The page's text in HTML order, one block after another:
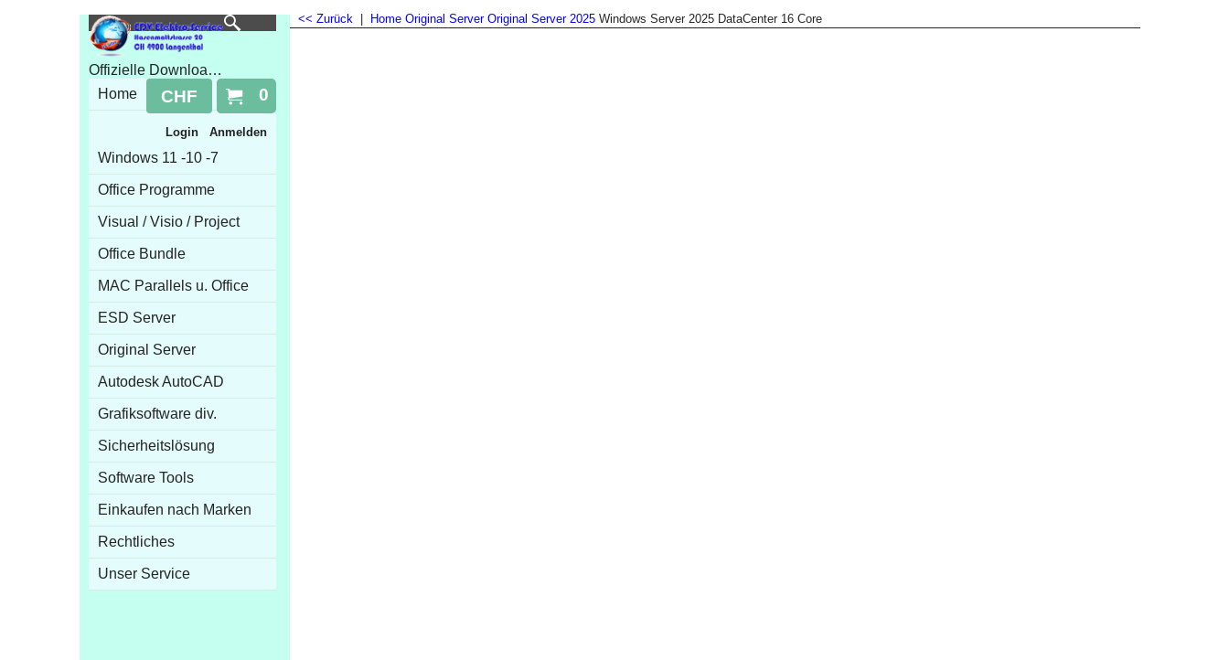
Offizielle Downloads 100% Online Aktivierung
0
CHF
Login Anmelden
Home
Windows 11 -10 -7
Office Programme
Visual / Visio / Project
Office Bundle
MAC Parallels u. Office
ESD Server
Original Server
Autodesk AutoCAD
Grafiksoftware div.
Sicherheitslösung
Software Tools
Einkaufen nach Marken
Rechtliches
Unser Service
<< Zurück Home Original Server Original Server 2025 Windows Server 2025 DataCenter 16 Core